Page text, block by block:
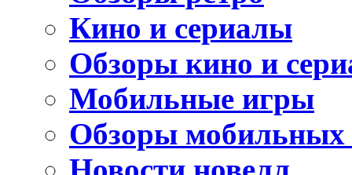
Кино и сериалы
Обзоры кино и
Мобильные игры
Обзоры мобильных